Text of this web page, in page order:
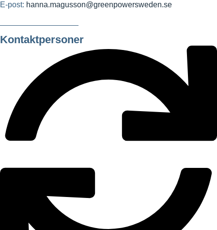
E-post: hanna.magusson@greenpowersweden.se
Kontaktpersoner